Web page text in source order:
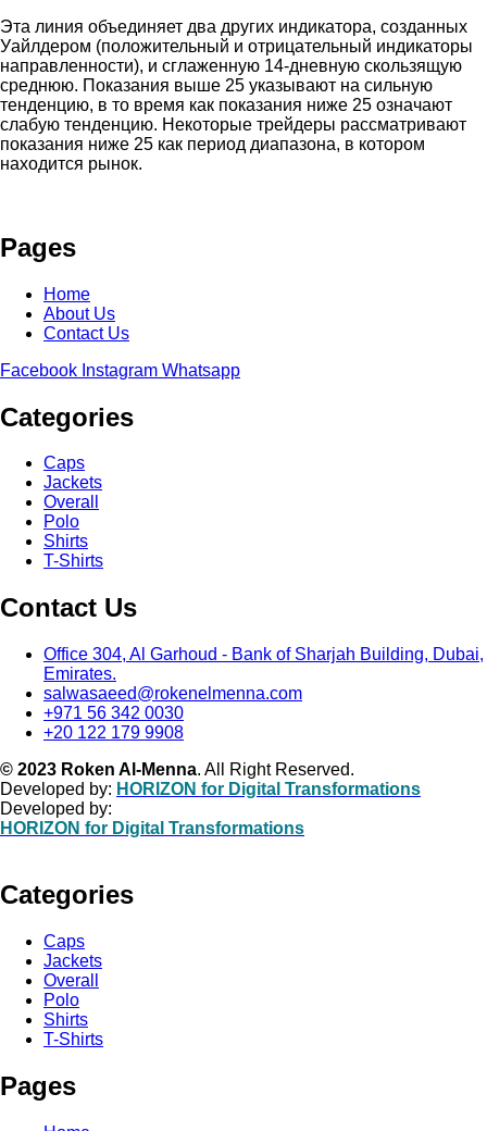
Эта линия объединяет два других индикатора, созданных
Уайлдером (положительный и отрицательный индикаторы
направленности), и сглаженную 14-дневную скользящую
среднюю. Показания выше 25 указывают на сильную
тенденцию, в то время как показания ниже 25 означают
слабую тенденцию. Некоторые трейдеры рассматривают
показания ниже 25 как период диапазона, в котором
находится рынок.
Pages
Home
About Us
Contact Us
Facebook Instagram Whatsapp
Categories
Caps
Jackets
Overall
Polo
Shirts
T-Shirts
Contact Us
Office 304, Al Garhoud - Bank of Sharjah Building, Dubai,
Emirates.
salwasaeed@rokenelmenna.com
+971 56 342 0030
+20 122 179 9908
© 2023 Roken Al-Menna. All Right Reserved.
Developed by: HORIZON for Digital Transformations
Developed by:
HORIZON for Digital Transformations
Categories
Caps
Jackets
Overall
Polo
Shirts
T-Shirts
Pages